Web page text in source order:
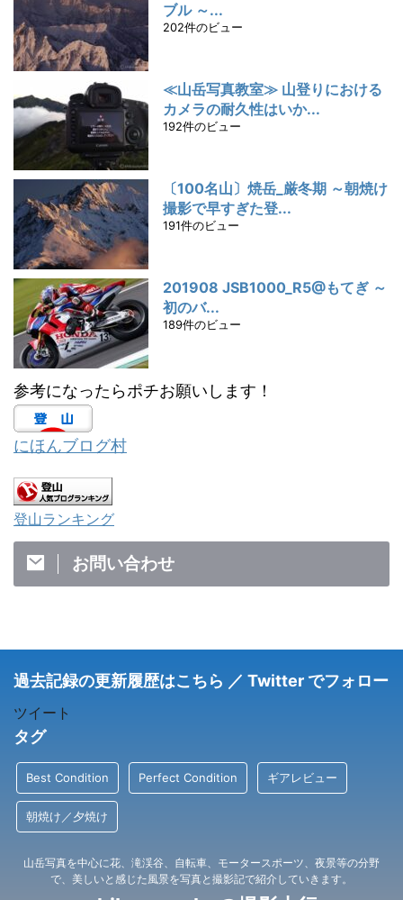
ブル ～...
202件のビュー
≪山岳写真教室≫ 山登りにおける
カメラの耐久性はいか...
192件のビュー
〔100名山〕焼岳_厳冬期 ～朝焼け
撮影で早すぎた登...
191件のビュー
201908 JSB1000_R5@もてぎ ～
初のバ...
189件のビュー
参考になったらポチお願いします！
にほんブログ村
登山ランキング
お問い合わせ
過去記録の更新履歴はこちら ／ Twitter でフォロー
ツイート
タグ
Best Condition Perfect Condition ギアレビュー
朝焼け／夕焼け
山岳写真を中心に花、滝渓谷、自転車、モータースポーツ、夜景等の分野
で、美しいと感じた風景を写真と撮影記で紹介していきます。